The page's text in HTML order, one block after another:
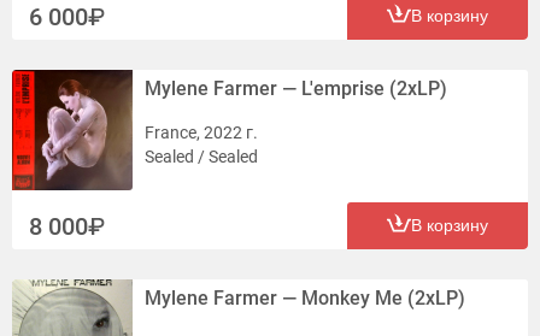
6 000 В корзину
Mylene Farmer — L'emprise (2xLP)
France, 2022 г.
Sealed / Sealed
8 000 В корзину
Mylene Farmer — Monkey Me (2xLP)